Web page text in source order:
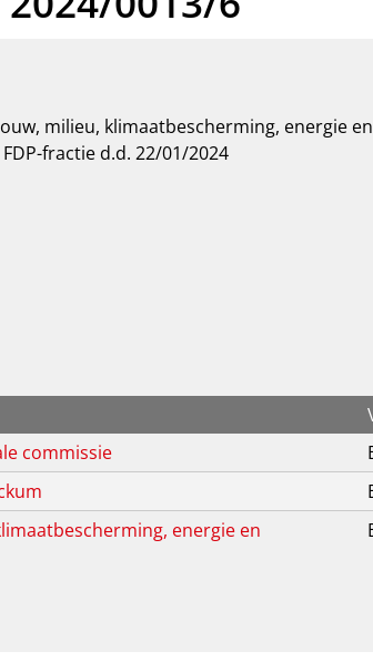
milieu, klimaatbescherming, energie
fractie d.d. 22/01/2024
commissie
energie en